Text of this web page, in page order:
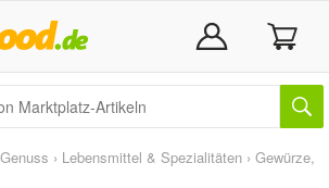
› Lebensmittel & Spezialitäten › Gewürze,